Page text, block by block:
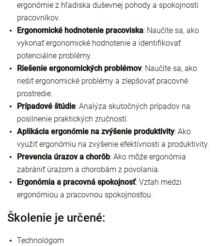
ergonómie z hľadiska duševnej pohody a spokojnosti
pracovníkov.
Ergonomické hodnotenie pracoviska: Naučíte sa, ako
vykonať ergonomické hodnotenie a identifikovať
potenciálne problémy.
Riešenie ergonomických problémov: Naučíte sa, ako
riešiť ergonomické problémy a zlepšovať pracovné
prostredie.
Prípadové štúdie: Analýza skutočných prípadov na
posilnenie praktických zručností.
Aplikácia ergonómie na zvýšenie produktivity: Ako
využiť ergonómiu na zvýšenie efektívnosti a produktivity.
Prevencia úrazov a chorôb: Ako môže ergonómia
zabrániť úrazom a chorobám z povolania.
Ergonómia a pracovná spokojnosť: Vzťah medzi
ergonómiou a pracovnou spokojnosťou.
Školenie je určené:
Technológom